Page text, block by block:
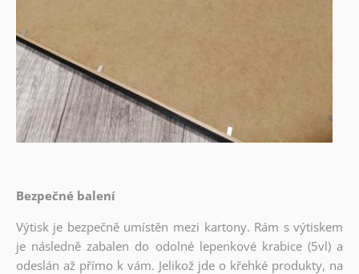
Bezpečné balení
Výtisk je bezpečně umístěn mezi kartony. Rám s výtiskem
je následně zabalen do odolné lepenkové krabice (5vl) a
odeslán až přímo k vám. Jelikož jde o křehké produkty, na